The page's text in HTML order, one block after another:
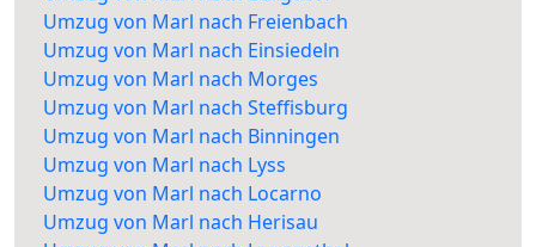
Umzug von Marl nach Freienbach
Umzug von Marl nach Einsiedeln
Umzug von Marl nach Morges
Umzug von Marl nach Steffisburg
Umzug von Marl nach Binningen
Umzug von Marl nach Lyss
Umzug von Marl nach Locarno
Umzug von Marl nach Herisau